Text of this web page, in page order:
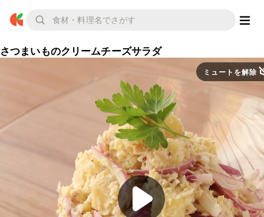
さつまいものクリームチーズサラダ
ミュートを解除